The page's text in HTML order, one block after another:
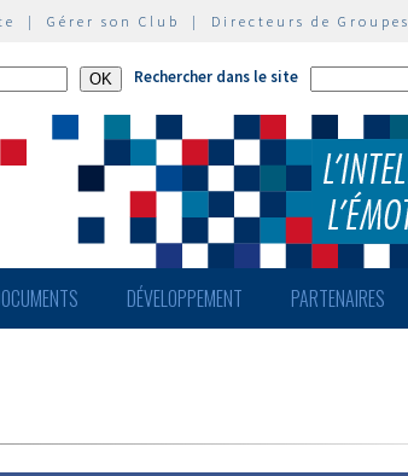
| Gérer son Club | Directeurs de Groupes
Rechercher dans le site
DÉVELOPPEMENT PARTENAIRES